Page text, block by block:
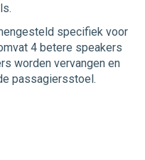
specifiek voor
4 betere speakers
worden vervangen en
passagiersstoel.